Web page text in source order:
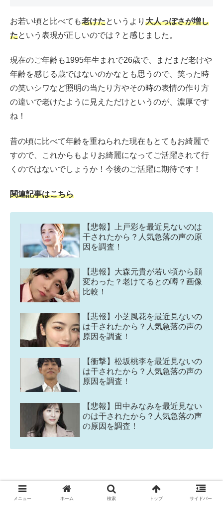
お若い頃と比べても老けたというより 大人っぽさが増し
たという表現が正しいのでは？と感じました。
現在のご年齢も1995年生まれで26歳で、まだまだ老けや
年齢を感じる歳ではないのかなとも思うので、笑った時
の笑いシワなど照明の当たり方やその時の表情の作り方
の違いで老けたように見えただけというのが、濃厚です
ね！
昔の頃に比べて年齢を重ねられた現在もとてもお綺麗で
すので、これからもよりお綺麗になってご活躍されて行
くのではないでしょうか！今後のご活躍に期待です！
関連記事はこちら
【悲報】上戸彩を最近見ないのは
干されたから？人気急落の声の原
因を調査！
【悲報】大森元貴が若い頃から顔
変わった？老けてるとの噂？画像
比較！
【悲報】小芝風花を最近見ないの
は干されたから？人気急落の声の
原因を調査！
【衝撃】松坂桃李を最近見ないの
は干されたから？人気急落の声の
原因を調査！
【悲報】田中みなみを最近見ない
のは干されたから？人気急落の声
の原因を調査！
スポンサーリンク
メニュー ホーム 検索 トップ サイドバー